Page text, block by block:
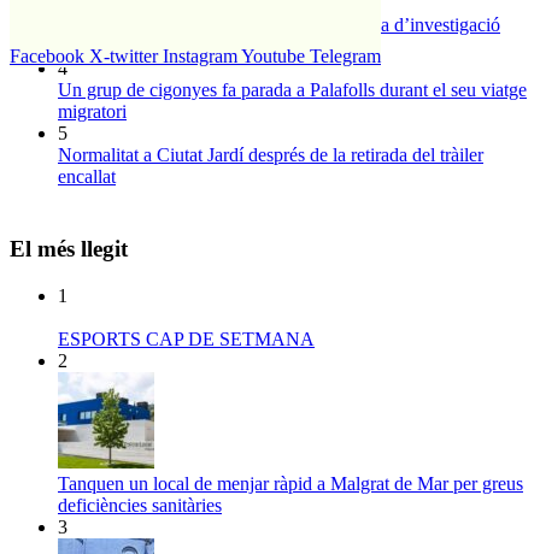
Facebook X-twitter InstagramYoutube Telegram
Un historiador local guanya la primera beca d’investigació
sobre el Castell de Palafolls
4
Un grup de cigonyes fa parada a Palafolls durant el seu viatge
migratori
5
Normalitat a Ciutat Jardí després de la retirada del tràiler
encallat
El més llegit
1
ESPORTS CAP DE SETMANA
2
Tanquen un local de menjar ràpid a Malgrat de Mar per greus
deficiències sanitàries
3